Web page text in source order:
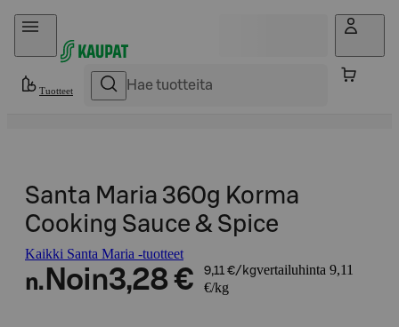
Hyppää sisältöön
Tuotteet
Santa Maria 360g Korma
Cooking Sauce & Spice
Kaikki Santa Maria -tuotteet
n. Noin3,28 € 9,11 €/kgvertailuhinta 9,11
€/kg